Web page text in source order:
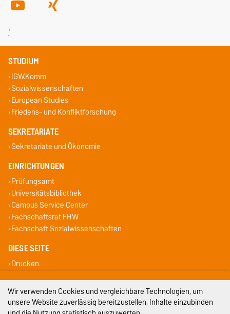
STUDIUM
IGW.Komm
Sozialwissenschaften
European Studies
Friedens- und Konfliktforschung
SEKRETARIATE
Sekretariate und Ökonomie
EINRICHTUNGEN
Prüfungsamt
Universitätsbibliothek
Campus Service Center
Fachschaftsrat FHW
Fachschaft Sozialwissenschaften
DIESE SEITE
Drucken
Impressum
Datenschutz
Wir verwenden Cookies und vergleichbare Technologien, um
unsere Website zuverlässig bereitzustellen, Inhalte einzubinden